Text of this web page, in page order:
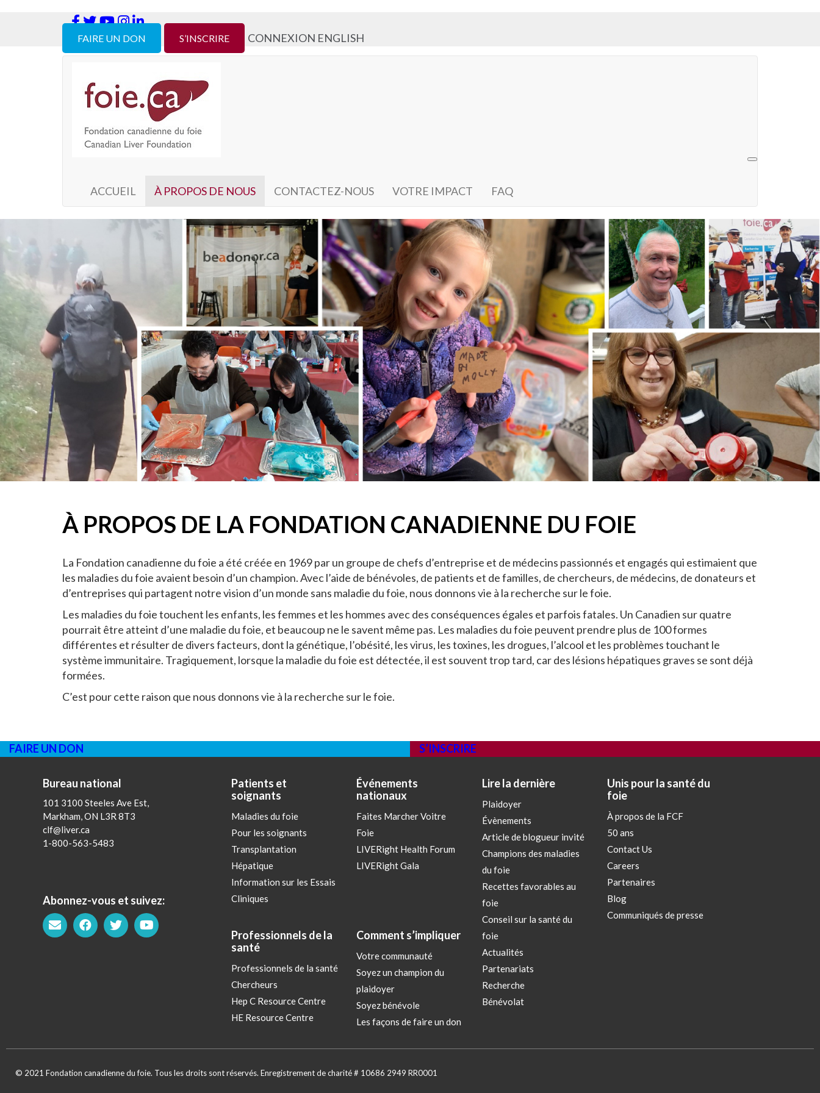
FAIRE UN DON S’INSCRIRE CONNEXION ENGLISH
ACCUEIL À PROPOS DE NOUS CONTACTEZ-NOUS VOTRE IMPACT FAQ
À PROPOS DE LA FONDATION CANADIENNE DU FOIE
La Fondation canadienne du foie a été créée en 1969 par un groupe de chefs d’entreprise et de médecins passionnés et engagés qui estimaient que
les maladies du foie avaient besoin d’un champion. Avec l’aide de bénévoles, de patients et de familles, de chercheurs, de médecins, de donateurs et
d’entreprises qui partagent notre vision d’un monde sans maladie du foie, nous donnons vie à la recherche sur le foie.
Les maladies du foie touchent les enfants, les femmes et les hommes avec des conséquences égales et parfois fatales. Un Canadien sur quatre
pourrait être atteint d’une maladie du foie, et beaucoup ne le savent même pas. Les maladies du foie peuvent prendre plus de 100 formes
différentes et résulter de divers facteurs, dont la génétique, l’obésité, les virus, les toxines, les drogues, l’alcool et les problèmes touchant le
système immunitaire. Tragiquement, lorsque la maladie du foie est détectée, il est souvent trop tard, car des lésions hépatiques graves se sont déjà
formées.
C’est pour cette raison que nous donnons vie à la recherche sur le foie.
FAIRE UN DON S’INSCRIRE
Bureau national
101 3100 Steeles Ave Est,
Markham, ON L3R 8T3
clf@liver.ca
1-800-563-5483
Abonnez-vous et suivez:
Patients et
soignants
Maladies du foie
Pour les soignants
Transplantation
Hépatique
Information sur les Essais
Cliniques
Professionnels de la
santé
Professionnels de la santé
Chercheurs
Hep C Resource Centre
HE Resource Centre
Événements
nationaux
Faites Marcher Voitre
Foie
LIVERight Health Forum
LIVERight Gala
Comment s’impliquer
Votre communauté
Soyez un champion du
plaidoyer
Soyez bénévole
Les façons de faire un don
Lire la dernière
Plaidoyer
Évènements
Article de blogueur invité
Champions des maladies
du foie
Recettes favorables au
foie
Conseil sur la santé du
foie
Actualités
Partenariats
Recherche
Bénévolat
Unis pour la santé du
foie
À propos de la FCF
50 ans
Contact Us
Careers
Partenaires
Blog
Communiqués de presse
© 2021 Fondation canadienne du foie. Tous les droits sont réservés. Enregistrement de charité # 10686 2949 RR0001